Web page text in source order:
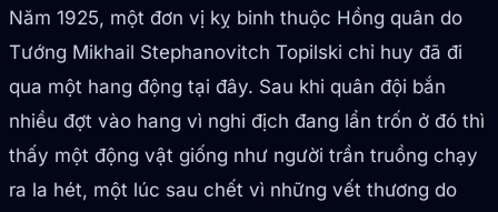
Năm 1925, một đơn vị kỵ binh thuộc Hồng quân do
Tướng Mikhail Stephanovitch Topilski chỉ huy đã đi
qua một hang động tại đây. Sau khi quân đội bắn
nhiều đợt vào hang vì nghi địch đang lẩn trốn ở đó thì
thấy một động vật giống như người trần truồng chạy
ra la hét, một lúc sau chết vì những vết thương do